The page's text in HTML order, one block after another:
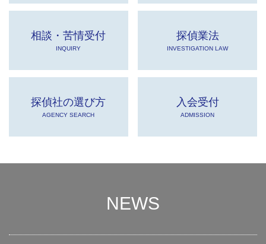
相談・苦情受付
INQUIRY
探偵業法
INVESTIGATION LAW
探偵社の選び方
AGENCY SEARCH
入会受付
ADMISSION
NEWS